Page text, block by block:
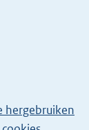
hergebruiken